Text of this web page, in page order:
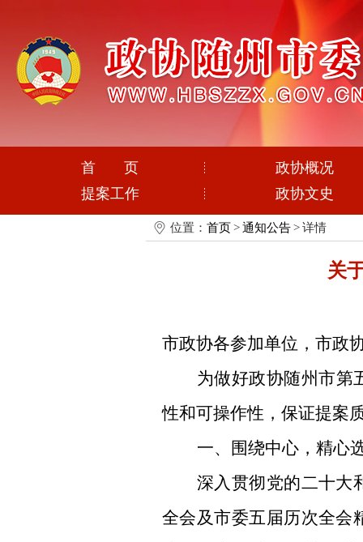
首 页
政协概况
提案工作
政协文史
位置： 首页>通知公告>详情
关
市政协各参加单位 ，市政
为做好政协随州市第
性和可操作性， 保证提案
一、围绕中心，精心
深入贯彻党的二十大
全会及市委五届历次全会